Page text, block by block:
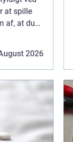
at spille
af, at du
2026